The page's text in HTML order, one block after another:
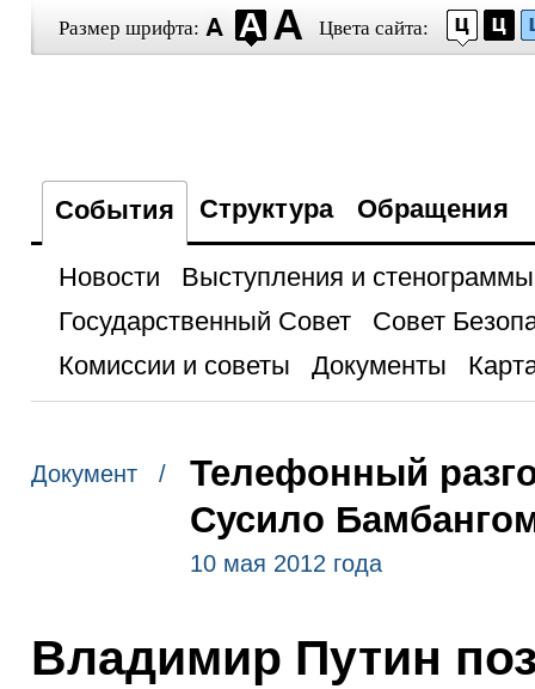
Размер шрифта: Цвета сайта:
События Структура Обращения
Новости
Выступления и стенограммы
Государственный Совет
Совет
Комиссии и советы
Документы
Документ /
Телефонный
Сусило
10 мая 2012 года
Владимир Путин